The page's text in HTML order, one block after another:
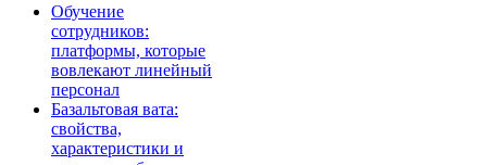
Обучение
сотрудников:
платформы, которые
вовлекают линейный
персонал
Базальтовая вата:
свойства,
характеристики и